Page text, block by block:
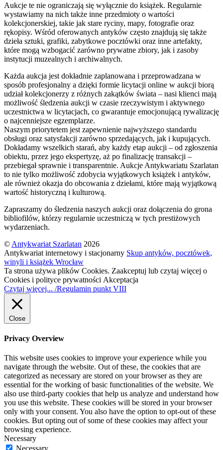
Aukcje te nie ograniczają się wyłącznie do książek. Regularnie
wystawiamy na nich także inne przedmioty o wartości
kolekcjonerskiej, takie jak stare ryciny, mapy, fotografie oraz
rękopisy. Wśród oferowanych antyków często znajdują się także
dzieła sztuki, grafiki, zabytkowe pocztówki oraz inne artefakty,
które mogą wzbogacić zarówno prywatne zbiory, jak i zasoby
instytucji muzealnych i archiwalnych.
Każda aukcja jest dokładnie zaplanowana i przeprowadzana w
sposób profesjonalny a dzięki formie licytacji online w aukcji biorą
udział kolekcjonerzy z różnych zakątków świata – nasi klienci mają
możliwość śledzenia aukcji w czasie rzeczywistym i aktywnego
uczestnictwa w licytacjach, co gwarantuje emocjonującą rywalizację
o najcenniejsze egzemplarze.
Naszym priorytetem jest zapewnienie najwyższego standardu
obsługi oraz satysfakcji zarówno sprzedających, jak i kupujących.
Dokładamy wszelkich starań, aby każdy etap aukcji – od zgłoszenia
obiektu, przez jego ekspertyzę, aż po finalizację transakcji –
przebiegał sprawnie i transparentnie. Aukcje Antykwariatu Szarlatan
to nie tylko możliwość zdobycia wyjątkowych książek i antyków,
ale również okazja do obcowania z dziełami, które mają wyjątkową
wartość historyczną i kulturową.
Zapraszamy do śledzenia naszych aukcji oraz dołączenia do grona
bibliofilów, którzy regularnie uczestniczą w tych prestiżowych
wydarzeniach.
© Antykwariat Szarlatan 2026
Antykwariat internetowy i stacjonarny Skup antyków, pocztówek,
winyli i książek Wrocław
Ta strona używa plików Cookies. Zaakceptuj lub czytaj więcej o
Cookies i polityce prywatności Akceptacja
Czytaj więcej... /Regulamin punkt VIII
Close
Privacy Overview
This website uses cookies to improve your experience while you
navigate through the website. Out of these, the cookies that are
categorized as necessary are stored on your browser as they are
essential for the working of basic functionalities of the website. We
also use third-party cookies that help us analyze and understand how
you use this website. These cookies will be stored in your browser
only with your consent. You also have the option to opt-out of these
cookies. But opting out of some of these cookies may affect your
browsing experience.
Necessary